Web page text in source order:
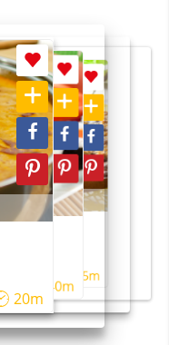
20m
40m
55m